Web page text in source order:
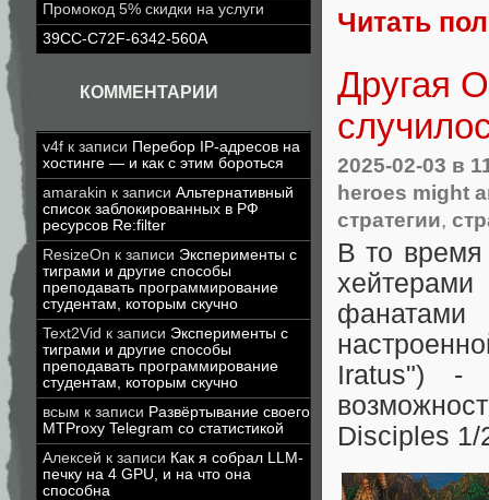
Промокод 5% скидки на услуги
39CC-C72F-6342-560A
КОММЕНТАРИИ
v4f к записи Перебор IP-адресов на
хостинге — и как с этим бороться
amarakin к записи Альтернативный
список заблокированных в РФ
ресурсов Re:filter
ResizeOn к записи Эксперименты с
тиграми и другие способы
преподавать программирование
студентам, которым скучно
Text2Vid к записи Эксперименты с
тиграми и другие способы
преподавать программирование
студентам, которым скучно
всым к записи Развёртывание своего
MTProxy Telegram со статистикой
Алексей к записи Как я собрал LLM-
печку на 4 GPU, и на что она
способна
Читать
Другая
2025-02-03 в
heroes might
стратегии,
В то
фанатами
Iratus") -
Disciples 1/